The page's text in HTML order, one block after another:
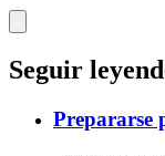
Seguir
Prepararse